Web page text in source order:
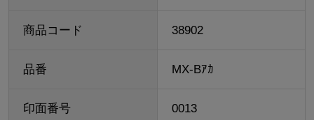
商品コード 38902
品番 MX-Bｱｶ
印面番号 0013